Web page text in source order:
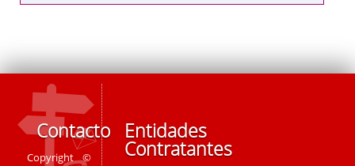
Contacto
Copyright ©
Entidades
Contratantes